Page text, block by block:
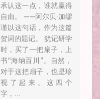
承认这一点，谁就赢得
自由。 ——阿尔贝·加缪
谨以这句话，作为这篇
贺词的题记。 犹记研学
时，买了一把扇子，上
书“海纳百川”。自然，
对于这把扇子，也是珍
视了起来。这四个
字，...